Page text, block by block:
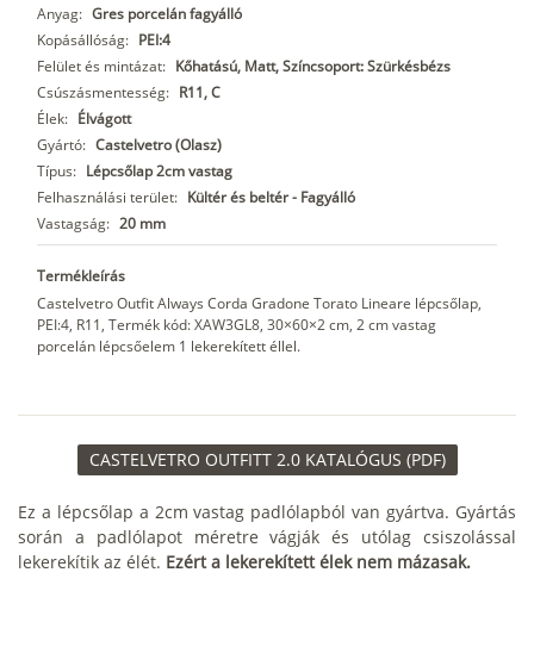
Anyag: Gres porcelán fagyálló
Kopásállóság: PEI:4
Felület és mintázat: Kőhatású, Matt, Színcsoport: Szürkésbézs
Csúszásmentesség: R11, C
Élek: Élvágott
Gyártó: Castelvetro (Olasz)
Típus: Lépcsőlap 2cm vastag
Felhasználási terület: Kültér és beltér - Fagyálló
Vastagság: 20 mm
Termékleírás
Castelvetro Outfit Always Corda Gradone Torato Lineare lépcsőlap,
PEI:4, R11, Termék kód: XAW3GL8, 30×60×2 cm, 2 cm vastag
porcelán lépcsőelem 1 lekerekített éllel.
CASTELVETRO OUTFITT 2.0 KATALÓGUS (PDF)
Ez a lépcsőlap a 2cm vastag padlólapból van gyártva. Gyártás
során a padlólapot méretre vágják és utólag csiszolással
lekerekítik az élét. Ezért a lekerekített élek nem mázasak.